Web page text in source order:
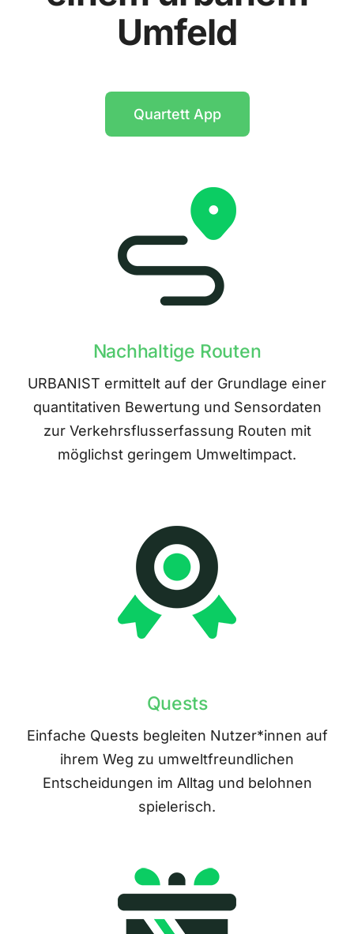
Umfeld
Quartett App
Nachhaltige Routen
URBANIST ermittelt auf der Grundlage einer
quantitativen Bewertung und Sensordaten
zur Verkehrsflusserfassung Routen mit
möglichst geringem Umweltimpact.
Quests
Einfache Quests begleiten Nutzer*innen auf
ihrem Weg zu umweltfreundlichen
Entscheidungen im Alltag und belohnen
spielerisch.